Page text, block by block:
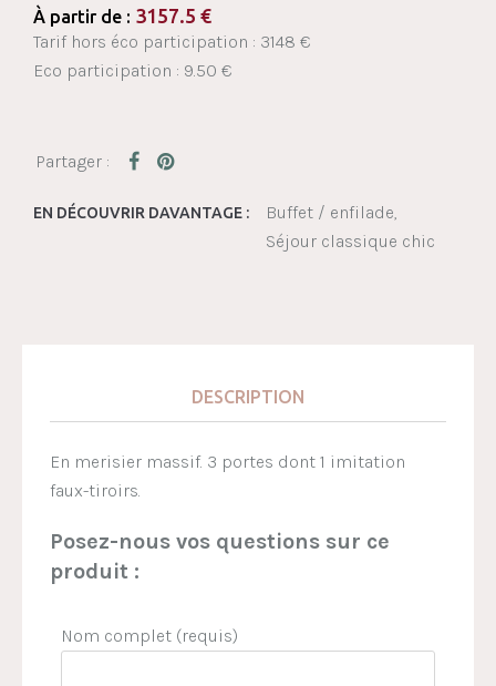
À partir de : 3157.5 €
Tarif hors éco participation : 3148 €
Eco participation : 9.50 €
EN DÉCOUVRIR DAVANTAGE :
Buffet / enfilade
Séjour classique chic
DESCRIPTION
En merisier massif. 3 portes dont 1 imitation
faux-tiroirs.
Posez-nous vos questions sur ce
produit :
Nom complet (requis)